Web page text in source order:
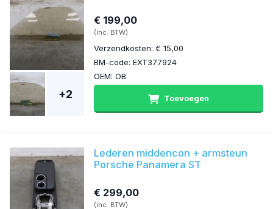
+2
€ 199,00
(inc. BTW)
Verzendkosten: € 15,00
BM-code: EXT377924
OEM: OB
Toevoegen
Lederen middencon + armsteun
Porsche Panamera ST
€ 299,00
(inc. BTW)